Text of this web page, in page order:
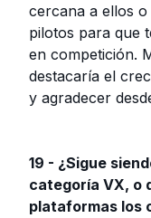
cercana a ellos
pilotos para que
en competición.
destacaría el
y agradecer
19 - ¿Sigue
categoría VX, o
plataformas los